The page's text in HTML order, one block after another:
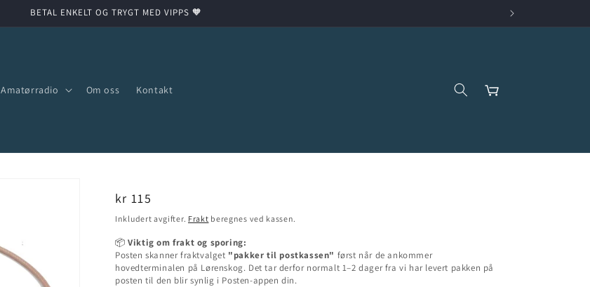
BETAL ENKELT OG TRYGT MED VIPPS 🧡
Amatørradio Om oss Kontakt Handlekurv
Vanlig
pris
kr 115
Inkludert avgifter. Frakt beregnes ved kassen.
📦Viktig om frakt og sporing:
Posten skanner fraktvalget "pakker til postkassen" først når de ankommer
hovedterminalen på Lørenskog. Det tar derfor normalt 1–2 dager fra vi har levert pakken på
posten til den blir synlig i Posten-appen din.